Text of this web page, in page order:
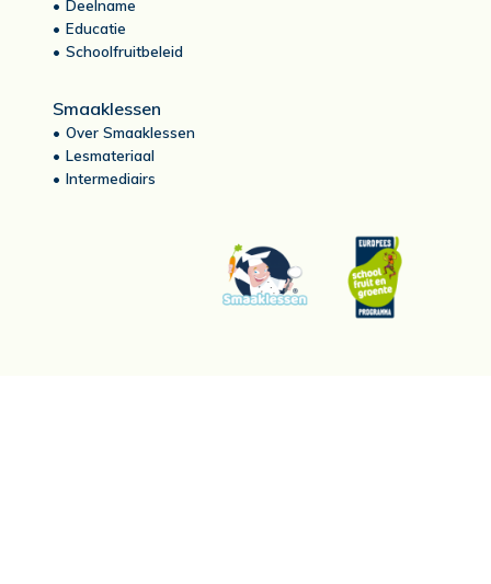
Deelname
Educatie
Schoolfruitbeleid
Smaaklessen
Over Smaaklessen
Lesmateriaal
Intermediairs